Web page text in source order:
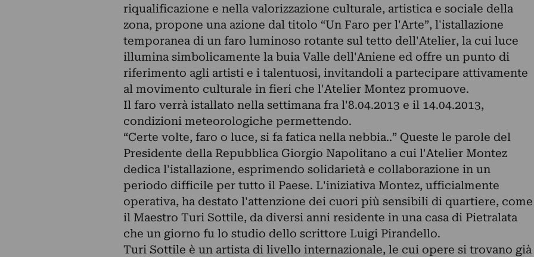
riqualificazione e nella valorizzazione culturale, artistica e sociale della
zona, propone una azione dal titolo “Un Faro per l'Arte”, l'istallazione
temporanea di un faro luminoso rotante sul tetto dell'Atelier, la cui luce
illumina simbolicamente la buia Valle dell'Aniene ed offre un punto di
riferimento agli artisti e i talentuosi, invitandoli a partecipare attivamente
al movimento culturale in fieri che l'Atelier Montez promuove.
Il faro verrà istallato nella settimana fra l'8.04.2013 e il 14.04.2013,
condizioni meteorologiche permettendo.
“Certe volte, faro o luce, si fa fatica nella nebbia..” Queste le parole del
Presidente della Repubblica Giorgio Napolitano a cui l'Atelier Montez
dedica l'istallazione, esprimendo solidarietà e collaborazione in un
periodo difficile per tutto il Paese. L'iniziativa Montez, ufficialmente
operativa, ha destato l'attenzione dei cuori più sensibili di quartiere, come
il Maestro Turi Sottile, da diversi anni residente in una casa di Pietralata
che un giorno fu lo studio dello scrittore Luigi Pirandello.
Turi Sottile è un artista di livello internazionale, le cui opere si trovano già